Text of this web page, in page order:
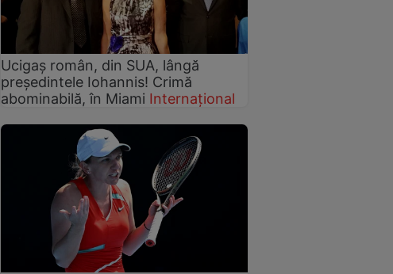
Ucigaș român, din SUA, lângă
președintele Iohannis! Crimă
abominabilă, în Miami Internațional